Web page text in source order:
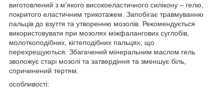
виготовлений з м'якого високоеластичного силікону – гелю,
покритого еластичним трикотажем. Запобігає травмуванню
пальців до взуття та утворенню мозолів. Рекомендується
використовувати при мозолях міжфалангових суглобів,
молоткоподібних, кігтеподібних пальцях, що
перехрещуються. Збагачений мінеральним маслом гель
зволожує старі мозолі та затвердіння та зменшує біль,
спричинений тертям.
особливості: